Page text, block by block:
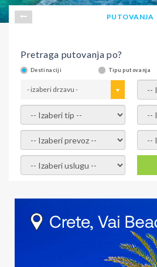
PUTOVANJA
Pretraga putovanja po?
Destinaciji Tipu putovanja
- izaberi drzavu - -
- izaberi tip - -
- izaberi prevoz - -
- Izaberite uslugu -